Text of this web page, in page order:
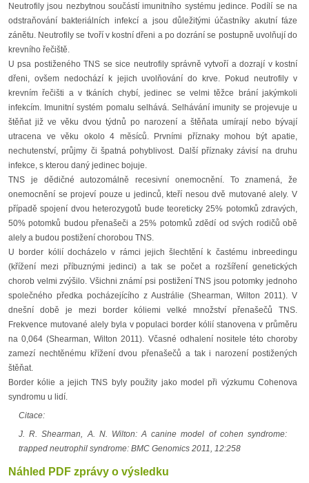
Neutrofily jsou nezbytnou součástí imunitního systému jedince. Podílí se na
odstraňování bakteriálních infekcí a jsou důležitými účastníky akutní fáze
zánětu. Neutrofily se tvoří v kostní dřeni a po dozrání se postupně uvolňují do
krevního řečiště.
U psa postiženého TNS se sice neutrofily správně vytvoří a dozrají v kostní
dřeni, ovšem nedochází k jejich uvolňování do krve. Pokud neutrofily v
krevním řečišti a v tkáních chybí, jedinec se velmi těžce brání jakýmkoli
infekcím. Imunitní systém pomalu selhává. Selhávání imunity se projevuje u
štěňat již ve věku dvou týdnů po narození a štěňata umírají nebo bývají
utracena ve věku okolo 4 měsíců. Prvními příznaky mohou být apatie,
nechutenství, průjmy či špatná pohyblivost. Další příznaky závisí na druhu
infekce, s kterou daný jedinec bojuje.
TNS je dědičné autozomálně recesivní onemocnění. To znamená, že
onemocnění se projeví pouze u jedinců, kteří nesou dvě mutované alely. V
případě spojení dvou heterozygotů bude teoreticky 25% potomků zdravých,
50% potomků budou přenašeči a 25% potomků zdědí od svých rodičů obě
alely a budou postižení chorobou TNS.
U border kólií docházelo v rámci jejich šlechtění k častému inbreedingu
(křížení mezi příbuznými jedinci) a tak se počet a rozšíření genetických
chorob velmi zvýšilo. Všichni známí psi postižení TNS jsou potomky jednoho
společného předka pocházejícího z Austrálie (Shearman, Wilton 2011). V
dnešní době je mezi border kóliemi velké množství přenašečů TNS.
Frekvence mutované alely byla v populaci border kólií stanovena v průměru
na 0,064 (Shearman, Wilton 2011). Včasné odhalení nositele této choroby
zamezí nechtěnému křížení dvou přenašečů a tak i narození postižených
štěňat.
Border kólie a jejich TNS byly použity jako model při výzkumu Cohenova
syndromu u lidí.
Citace:
J. R. Shearman, A. N. Wilton: A canine model of cohen syndrome:
trapped neutrophil syndrome: BMC Genomics 2011, 12:258
Náhled PDF zprávy o výsledku